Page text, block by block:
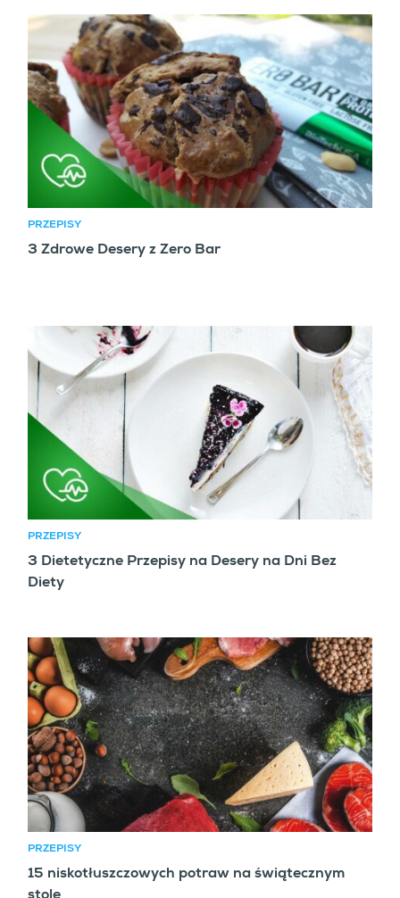
PRZEPISY
3 Zdrowe Desery z Zero Bar
PRZEPISY
3 Dietetyczne Przepisy na Desery na Dni Bez
Diety
PRZEPISY
15 niskotłuszczowych potraw na świątecznym